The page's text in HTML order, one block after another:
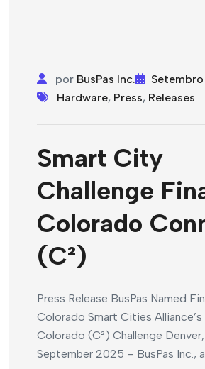
por BusPas Inc.
Hardware, Press, Releases
Smart City
Challenge
Colorado
(C²)
Press Release BusPas Named
Colorado Smart Cities
Colorado (C²) Challenge
September 2025 – BusPas Inc., a